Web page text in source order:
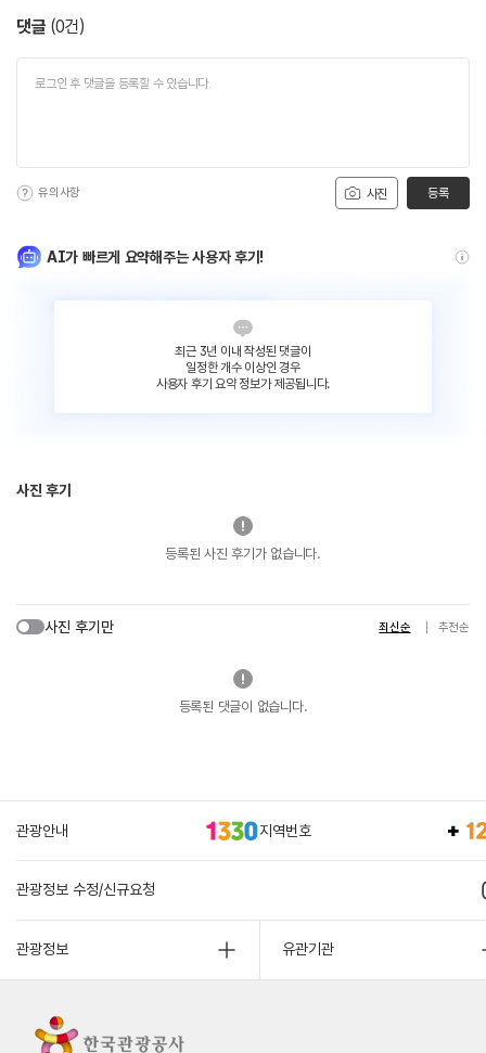
댓글 (0건)
사진
유의사항 등록
AI가 빠르게 요약해주는 사용자 후기!
최근 3년 이내 작성된 댓글이
일정한 개수 이상인 경우
사용자 후기 요약 정보가 제공됩니다.
사진 후기
등록된 사진 후기가 없습니다.
사진 후기만 최신순 추천순
등록된 댓글이 없습니다.
관광안내 지역번호
관광정보 수정/신규요청
관광정보 유관기관